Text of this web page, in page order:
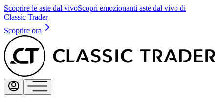
Scoprire le aste dal vivoScopri emozionanti aste dal vivo di
Classic Trader
Scoprire ora